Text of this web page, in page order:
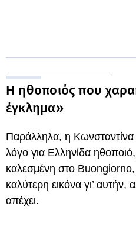
Η ηθοποιός που
έγκλημα»
Παράλληλα, η Κωνσταντίνα
λόγο για Ελληνίδα ηθοποιό,
καλεσμένη στο Buongiorno,
καλύτερη εικόνα γι’ αυτήν,
απέχει.